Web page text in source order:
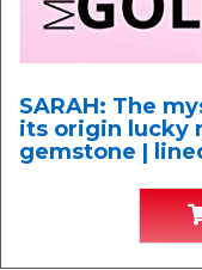
SARAH: The
its origin lucky
gemstone |